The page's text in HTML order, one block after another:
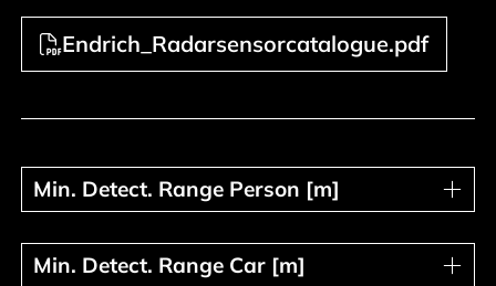
Endrich_Radarsensorcatalogue.pdf
Min. Detect. Range Person [m]
Min. Detect. Range Person [m]
Min. Detect. Range Car [m]
Min. Detect. Range Car [m]